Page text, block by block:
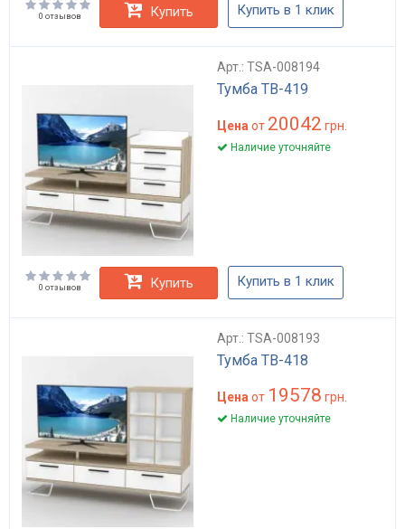
0 отзывов Купить Купить в 1 клик
Арт.: TSA-008194
Тумба ТВ-419
Цена от 20042 грн.
Наличие уточняйте
0 отзывов Купить Купить в 1 клик
Арт.: TSA-008193
Тумба ТВ-418
Цена от 19578 грн.
Наличие уточняйте